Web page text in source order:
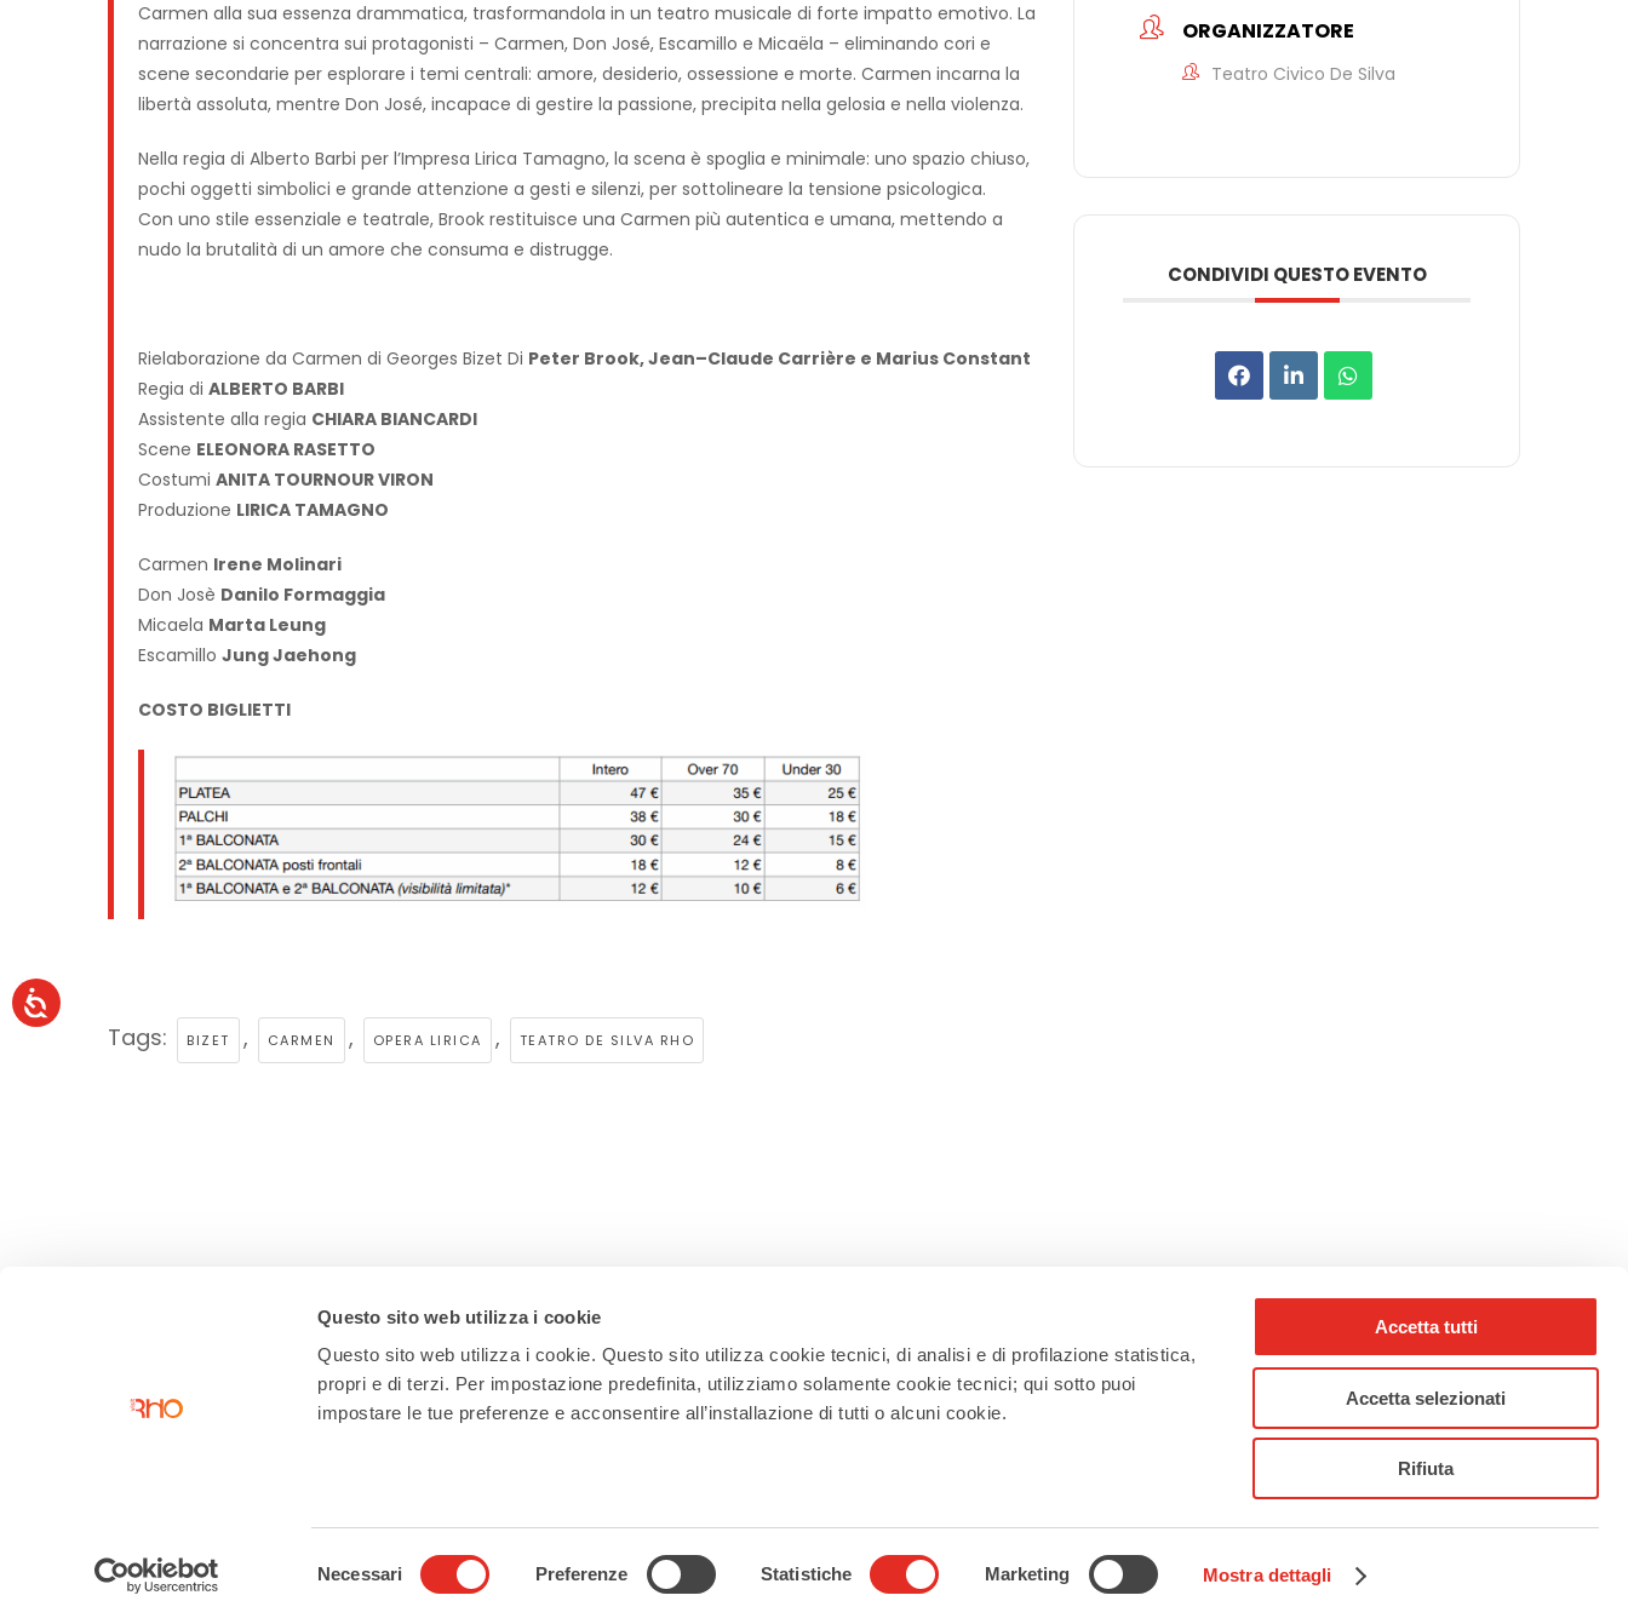
Questo sito web utilizza i cookie
Questo sito web utilizza i cookie. Questo sito utilizza cookie tecnici, di analisi e di profilazione statistica,
propri e di terzi. Per impostazione predefinita, utilizziamo solamente cookie tecnici; qui sotto puoi
impostare le tue preferenze e acconsentire all’installazione di tutti o alcuni cookie.
Necessari Preferenze Statistiche Marketing Mostra dettagli
Accetta tutti
Accetta selezionati
Rifiuta
Carmen alla sua essenza drammatica, trasformandola in un teatro musicale di forte impatto emotivo. La
narrazione si concentra sui protagonisti – Carmen, Don José, Escamillo e Micaëla – eliminando cori e
scene secondarie per esplorare i temi centrali: amore, desiderio, ossessione e morte. Carmen incarna la
libertà assoluta, mentre Don José, incapace di gestire la passione, precipita nella gelosia e nella violenza.
Nella regia di Alberto Barbi per l’Impresa Lirica Tamagno, la scena è spoglia e minimale: uno spazio chiuso,
pochi oggetti simbolici e grande attenzione a gesti e silenzi, per sottolineare la tensione psicologica.
Con uno stile essenziale e teatrale, Brook restituisce una Carmen più autentica e umana, mettendo a
nudo la brutalità di un amore che consuma e distrugge.
Rielaborazione da Carmen di Georges Bizet Di Peter Brook, Jean–Claude Carrière e Marius Constant
Regia di ALBERTO BARBI
Assistente alla regia CHIARA BIANCARDI
Scene ELEONORA RASETTO
Costumi ANITA TOURNOUR VIRON
Produzione LIRICA TAMAGNO
Carmen Irene Molinari
Don Josè Danilo Formaggia
Micaela Marta Leung
Escamillo Jung Jaehong
COSTO BIGLIETTI
Tags: BIZET , CARMEN , OPERA LIRICA , TEATRO DE SILVA RHO
ORGANIZZATORE
Teatro Civico De Silva
CONDIVIDI QUESTO EVENTO
Ufficio di accoglienza turistica
Piazza San Vittore angolo Corso
Iscriviti alla newsletter
Iscriviti
rho_nel_mondo_